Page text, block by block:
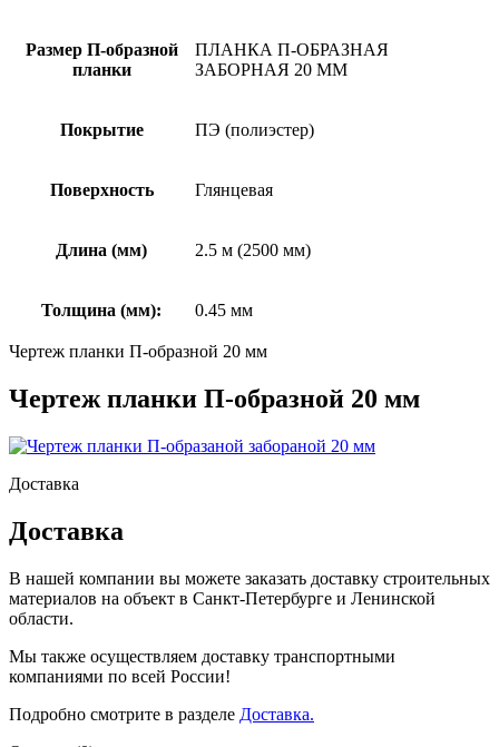
Размер П-образной
планки
ПЛАНКА П-ОБРАЗНАЯ
ЗАБОРНАЯ 20 ММ
Покрытие ПЭ (полиэстер)
Поверхность Глянцевая
Длина (мм) 2.5 м (2500 мм)
Толщина (мм): 0.45 мм
Чертеж планки П-образной 20 мм
Чертеж планки П-образной 20 мм
Доставка
Доставка
В нашей компании вы можете заказать доставку строительных
материалов на объект в Санкт-Петербурге и Ленинской
области.
Мы также осуществляем доставку транспортными
компаниями по всей России!
Подробно смотрите в разделе Доставка.